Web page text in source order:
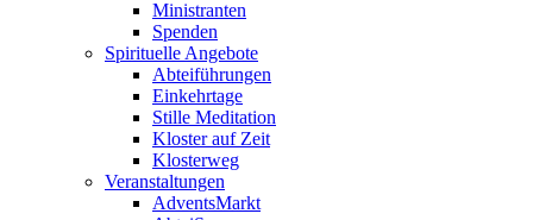
Ministranten
Spenden
Spirituelle Angebote
Abteiführungen
Einkehrtage
Stille Meditation
Kloster auf Zeit
Klosterweg
Veranstaltungen
AdventsMarkt